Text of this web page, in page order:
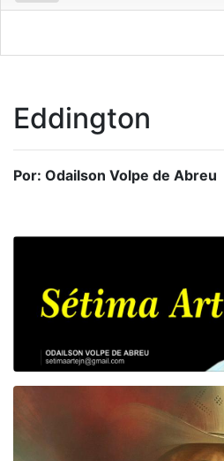
Eddington
Por: Odailson Volpe de Abreu